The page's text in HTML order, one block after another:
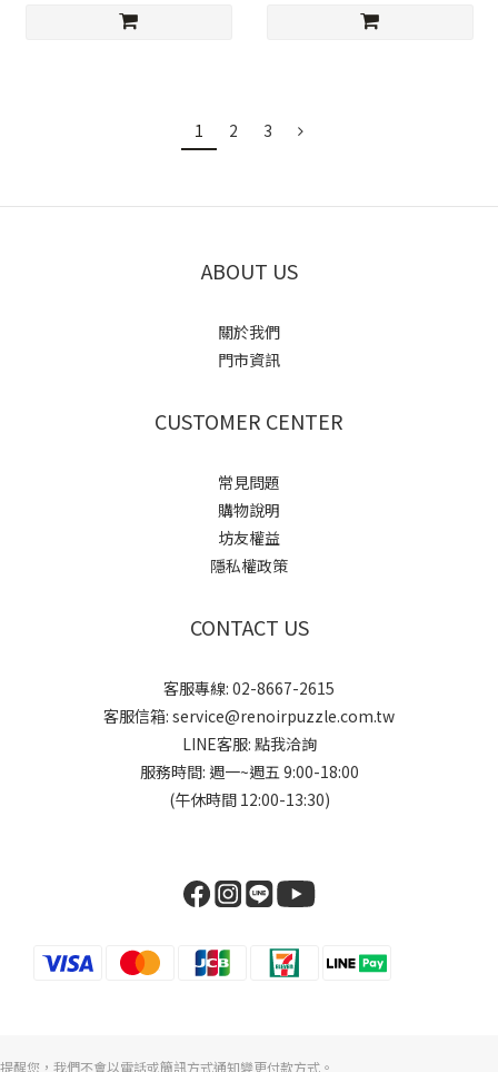
1 2 3
ABOUT US
關於我們
門市資訊
CUSTOMER CENTER
常見問題
購物說明
坊友權益
隱私權政策
CONTACT US
客服專線: 02-8667-2615
客服信箱: service@renoirpuzzle.com.tw
LINE客服: 點我洽詢
服務時間: 週一~週五 9:00-18:00
(午休時間 12:00-13:30)
提醒您，我們不會以電話或簡訊方式通知變更付款方式。